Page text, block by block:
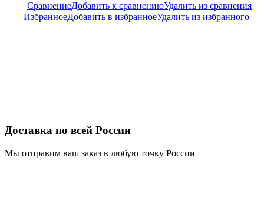
СравнениеДобавить к сравнениюУдалить из сравнения
ИзбранноеДобавить в избранноеУдалить из избранного
Доставка по всей России
Мы отправим ваш заказ в любую точку России